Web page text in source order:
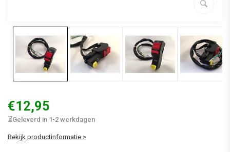
€12,95
⏳Geleverd in 1-2 werkdagen
Bekijk productinformatie >